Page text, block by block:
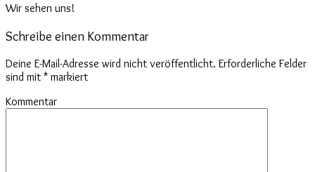
Wir sehen uns!
Schreibe einen Kommentar
Deine E-Mail-Adresse wird nicht veröffentlicht. Erforderliche Felder
sind mit * markiert
Kommentar